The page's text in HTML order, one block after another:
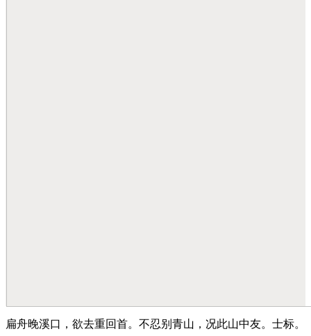
扁舟晚溪口，欲去重回首。不忍别青山，况此山中友。士标。